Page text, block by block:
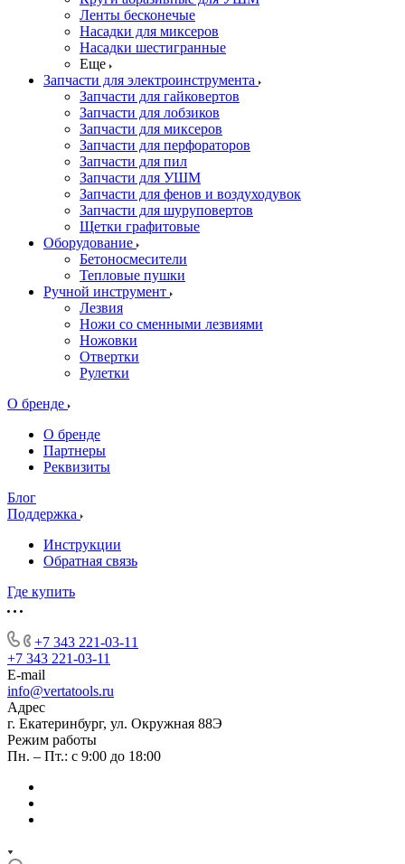
Ленты бесконечые
Насадки для миксеров
Насадки шестигранные
Еще
Запчасти для электроинструмента
Запчасти для гайковертов
Запчасти для лобзиков
Запчасти для миксеров
Запчасти для перфораторов
Запчасти для пил
Запчасти для УШМ
Запчасти для фенов и воздуходувок
Запчасти для шуруповертов
Щетки графитовые
Оборудование
Бетоносмесители
Тепловые пушки
Ручной инструмент
Лезвия
Ножи со сменными лезвиями
Ножовки
Отвертки
Рулетки
О бренде
О бренде
Партнеры
Реквизиты
Блог
Поддержка
Инструкции
Обратная связь
Где купить
+7 343 221-03-11
+7 343 221-03-11
E-mail
info@vertatools.ru
Адрес
г. Екатеринбург, ул. Окружная 88Э
Режим работы
Пн. – Пт.: с 9:00 до 18:00